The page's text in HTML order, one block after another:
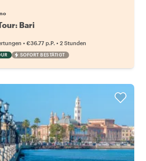
Bari
• €36.77 p.P. • 2 Stunden
SOFORT BESTÄTIGT